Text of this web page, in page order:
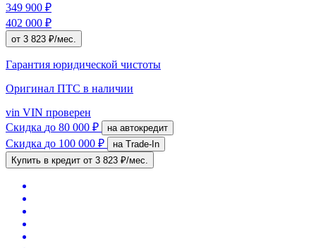
349 900 ₽
402 000 ₽
от 3 823 ₽/мес.
Гарантия юридической чистоты
Оригинал ПТС в наличии
vin VIN проверен
Скидка до 80 000 ₽ на автокредит
Скидка до 100 000 ₽
на Trade-In
Купить в кредит от 3 823 ₽/мес.